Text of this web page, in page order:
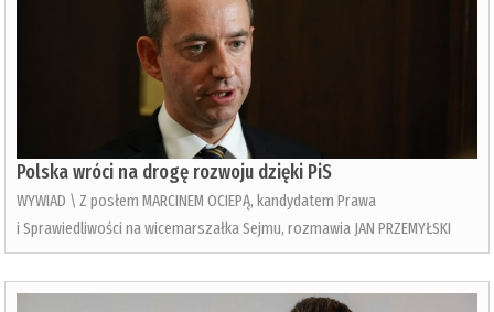
Polska wróci na drogę rozwoju dzięki PiS
WYWIAD \ Z posłem MARCINEM OCIEPĄ, kandydatem Prawa
i Sprawiedliwości na wicemarszałka Sejmu, rozmawia JAN PRZEMYŁSKI